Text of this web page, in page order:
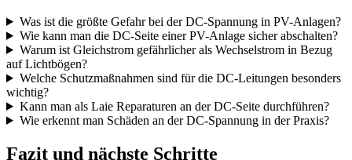
Was ist die größte Gefahr bei der DC-Spannung in PV-Anlagen?
Wie kann man die DC-Seite einer PV-Anlage sicher abschalten?
Warum ist Gleichstrom gefährlicher als Wechselstrom in Bezug
auf Lichtbögen?
Welche Schutzmaßnahmen sind für die DC-Leitungen besonders
wichtig?
Kann man als Laie Reparaturen an der DC-Seite durchführen?
Wie erkennt man Schäden an der DC-Spannung in der Praxis?
Fazit und nächste Schritte